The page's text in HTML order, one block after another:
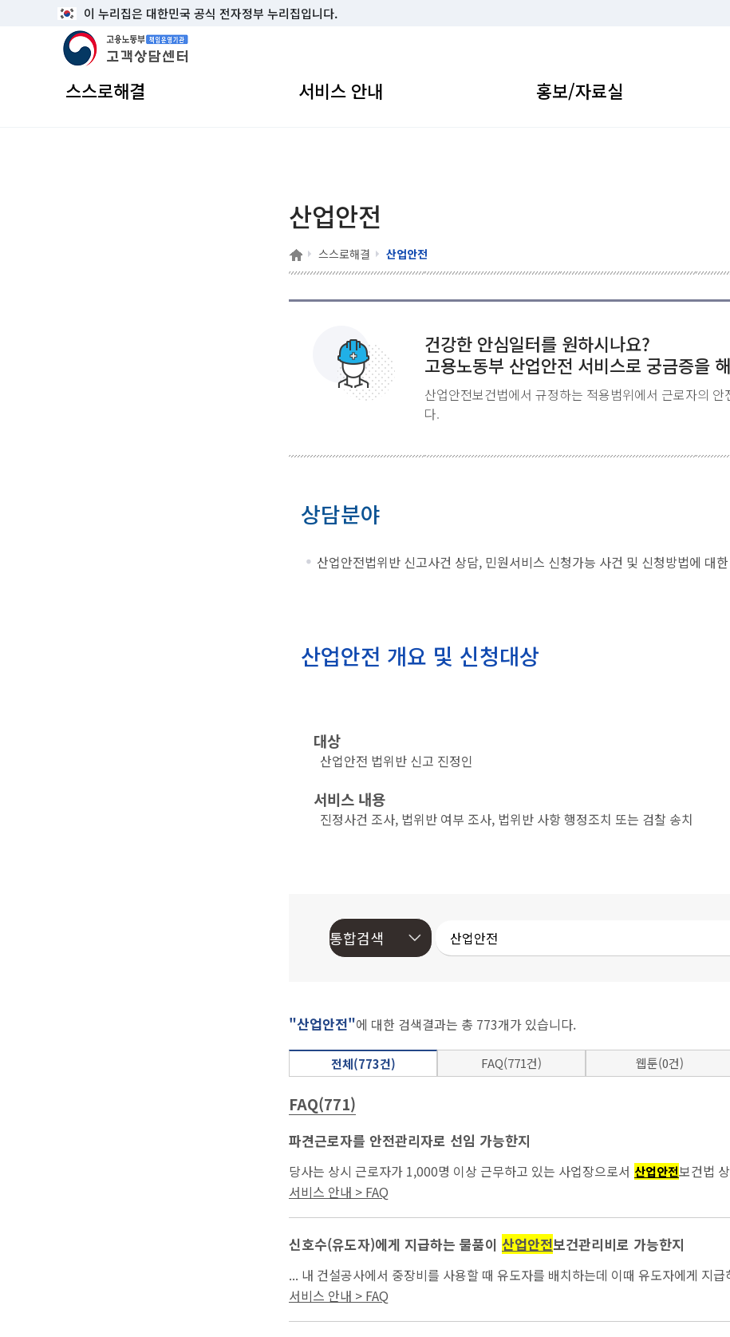
이 누리집은 대한민국 공식 전자정부 누리집입니다.
고용노동부 책임운영기관 고객상담센터
스스로해결 서비스 안내 홍보/자료실
산업안전
홈 스스로해결 산업안전
건강한 안심일터를 원하시나요?
고용노동부 산업안전 서비스로 궁금증을
산업안전보건법에서 규정하는 적용범위에서 근로자의
다.
상담분야
산업안전법위반 신고사건 상담, 민원서비스 신청가능 사건 및 신청방법에 대
산업안전 개요 및 신청대상
대상
산업안전 법위반 신고 진정인
서비스 내용
진정사건 조사, 법위반 여부 조사, 법위반 사항 행정조치 또는 검찰 송치
"산업안전"에 대한 검색결과는 총 773개가 있습니다.
전체(773건) FAQ(771건) 웹툰(0건)
FAQ(771)
파견근로자를 안전관리자로 선임 가능한지
당사는 상시 근로자가 1,000명 이상 근무하고 있는 사업장으로서 산업안전보건법
전관리자 2명 중 1명을...
서비스 안내 > FAQ
신호수(유도자)에게 지급하는 물품이 산업안전보건관리비로 가능한지
... 내 건설공사에서 중장비를 사용할 때 유도자를 배치하는데 이때 유도자에게 지급
서비스 안내 > FAQ